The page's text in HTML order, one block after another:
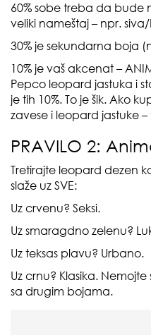
60% sobe treba da bude
veliki nameštaj – npr.
30% je sekundarna boja
10% je vaš akcenat –
Pepco leopard jastuka i
je tih 10%. To je šik. Ako
zavese i leopard jastuke –
PRAVILO 2:
Tretirajte leopard dezen
slaže uz SVE:
Uz crvenu? Seksi.
Uz smaragdno zelenu?
Uz teksas plavu? Urbano.
Uz crnu? Klasika.
sa drugim bojama.